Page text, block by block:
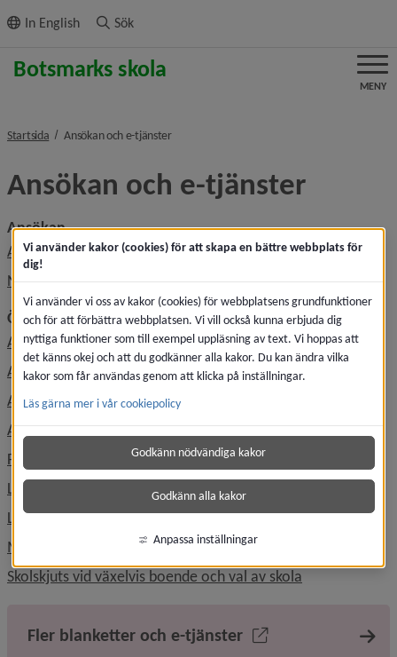
innehållet
In English Sök
MENY
Startsida Ansökan och e-tjänsternivå i brödsmulenavigeringen
Ansökan och e-tjänster
Ansökan
Ansökan, söka skola
När du fått besked om skolplacering
Övrigt
Ansöka om fritidsplats
Ansöka om modersmålsundervisning
Anmäla frånvaro i skolan
Ansökan specialkost och behovanpassade måltider
Förändring av skolgång
Ledighetsansökan
Läsårstider och lov
Mottagande av nyanländ elev
Skolskjuts vid växelvis boende och val av skola
Fler blanketter och e-tjänster
Vi använder kakor (cookies) för att skapa en bättre webbplats för
dig!
Vi använder vi oss av kakor (cookies) för webbplatsens grundfunktioner
och för att förbättra webbplatsen. Vi vill också kunna erbjuda dig
nyttiga funktioner som till exempel uppläsning av text. Vi hoppas att
det känns okej och att du godkänner alla kakor. Du kan ändra vilka
kakor som får användas genom att klicka på inställningar.
Läs gärna mer i vår cookiepolicy
Godkänn nödvändiga kakor
Godkänn alla kakor
Anpassa inställningar